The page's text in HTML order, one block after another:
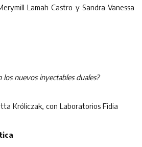
Lamah Castro y Sandra Vanessa
nuevos inyectables duales?
con Laboratorios Fidia